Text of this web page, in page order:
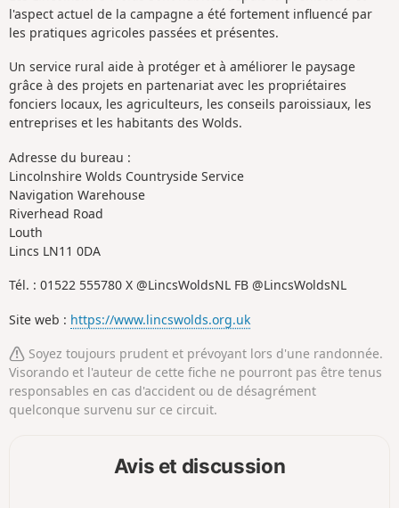
l'aspect actuel de la campagne a été fortement influencé par
les pratiques agricoles passées et présentes.
Un service rural aide à protéger et à améliorer le paysage
grâce à des projets en partenariat avec les propriétaires
fonciers locaux, les agriculteurs, les conseils paroissiaux, les
entreprises et les habitants des Wolds.
Adresse du bureau :
Lincolnshire Wolds Countryside Service
Navigation Warehouse
Riverhead Road
Louth
Lincs LN11 0DA
Tél. : 01522 555780 X @LincsWoldsNL FB @LincsWoldsNL
Site web : https://www.lincswolds.org.uk
Soyez toujours prudent et prévoyant lors d'une randonnée.
Visorando et l'auteur de cette fiche ne pourront pas être tenus
responsables en cas d'accident ou de désagrément
quelconque survenu sur ce circuit.
Avis et discussion